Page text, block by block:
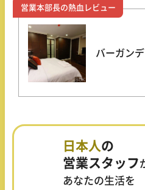
営業本部長の熱血レビュー
バーガン
日本人 の
営業スタッフ
あなたの生活を